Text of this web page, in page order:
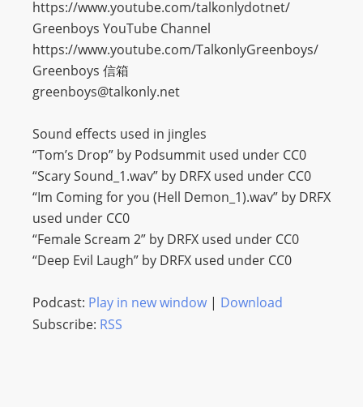
https://www.youtube.com/talkonlydotnet/
Greenboys YouTube Channel
https://www.youtube.com/TalkonlyGreenboys/
Greenboys 信箱
greenboys@talkonly.net
Sound effects used in jingles
“Tom’s Drop” by Podsummit used under CC0
“Scary Sound_1.wav” by DRFX used under CC0
“Im Coming for you (Hell Demon_1).wav” by DRFX
used under CC0
“Female Scream 2” by DRFX used under CC0
“Deep Evil Laugh” by DRFX used under CC0
Podcast: Play in new window| Download
Subscribe: RSS